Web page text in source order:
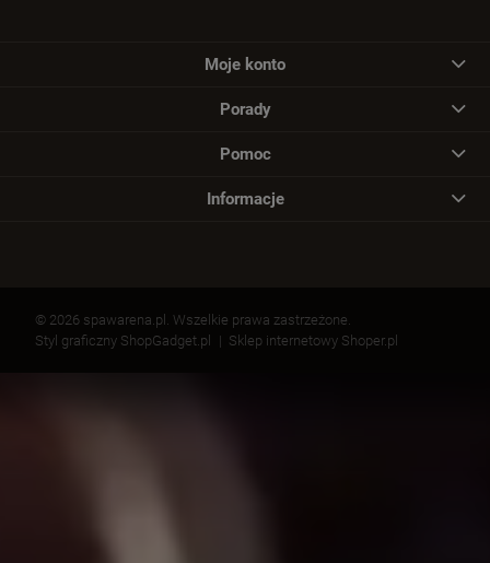
Moje konto
Porady
Pomoc
Informacje
© 2026 spawarena.pl. Wszelkie prawa zastrzeżone.
Styl graficzny ShopGadget.pl
Sklep internetowy Shoper.pl